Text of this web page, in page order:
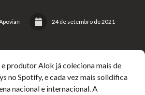
24 de setembro de 2021
produtor Alok já coleciona mais de
no Spotify, e cada vez mais solidifica
nacional e internacional. A